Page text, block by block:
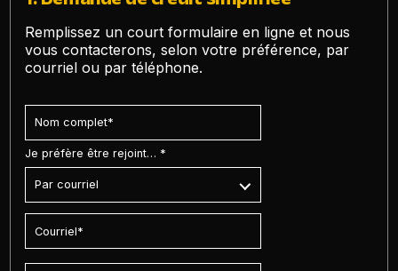
Remplissez un court formulaire en ligne et nous
vous contacterons, selon votre préférence, par
courriel ou par téléphone.
Je préfère être rejoint… *